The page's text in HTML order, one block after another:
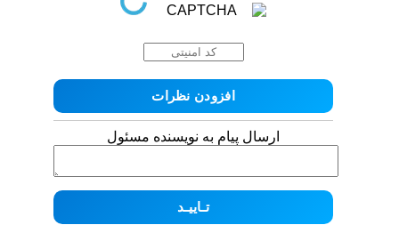
ارسال پیام به نویسنده مسئول